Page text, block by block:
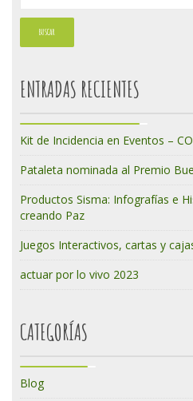
ENTRADAS RECIENTES
Kit de Incidencia en Eventos –
Pataleta nominada al Premio
Productos Sisma: Infografías e
creando Paz
Juegos Interactivos, cartas y
actuar por lo vivo 2023
CATEGORÍAS
Blog